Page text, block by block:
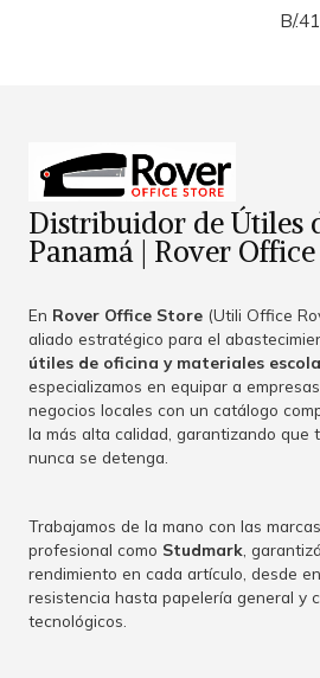
B/
Distribuidor de Útiles
Panamá | Rover
En Rover Office Store (Utili Office
aliado estratégico para el
útiles de oficina y materiales
especializamos en equipar a
negocios locales con un catálogo
la más alta calidad, garantizando que
nunca se detenga.
Trabajamos de la mano con las
profesional como Studmark ,
rendimiento en cada artículo, desde
resistencia hasta papelería general y
tecnológicos.